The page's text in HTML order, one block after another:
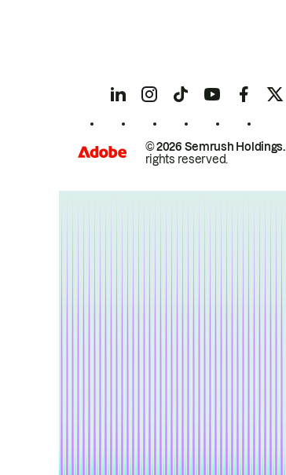
© 2026 Semrush Holdings.
rights reserved.